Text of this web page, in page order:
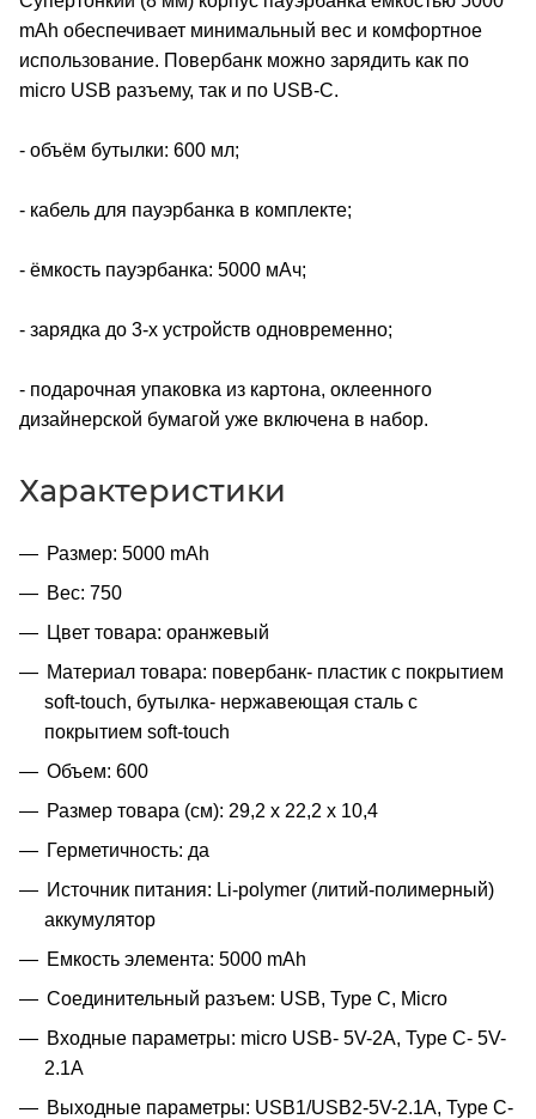
mAh обеспечивает минимальный вес и комфортное
использование. Повербанк можно зарядить как по
micro USB разъему, так и по USB-C.
- объём бутылки: 600 мл;
- кабель для пауэрбанка в комплекте;
- ёмкость пауэрбанка: 5000 мАч;
- зарядка до 3-х устройств одновременно;
- подарочная упаковка из картона, оклеенного
дизайнерской бумагой уже включена в набор.
Характеристики
Размер: 5000 mAh
Вес: 750
Цвет товара: оранжевый
Материал товара: повербанк- пластик с покрытием
soft-touch, бутылка- нержавеющая cталь с
покрытием soft-touch
Объем: 600
Размер товара (см): 29,2 х 22,2 х 10,4
Герметичность: да
Источник питания: Li-polymer (литий-полимерный)
аккумулятор
Емкость элемента: 5000 mAh
Соединительный разъем: USB, Type C, Micro
Входные параметры: micro USB- 5V-2A, Type C- 5V-
2.1A
Выходные параметры: USB1/USB2-5V-2.1A, Type C-